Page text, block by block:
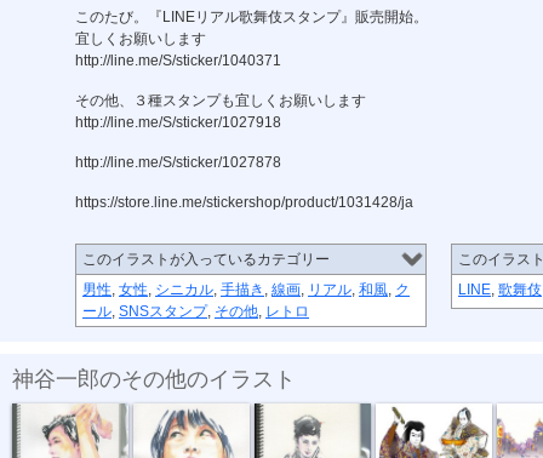
このたび。『LINEリアル歌舞伎スタンプ』販売開始。
宜しくお願いします
http://line.me/S/sticker/1040371
その他、３種スタンプも宜しくお願いします
http://line.me/S/sticker/1027918
http://line.me/S/sticker/1027878
https://store.line.me/stickershop/product/1031428/ja
このイラストが入っているカテゴリー
男性, 女性, シニカル, 手描き , 線画, リアル, 和風, ク
ール, SNSスタンプ, その他, レトロ
このイラス
LINE, 歌舞伎
神谷一郎のその他のイラスト
『ブラトップ... 『振り向いて... お竜さん。